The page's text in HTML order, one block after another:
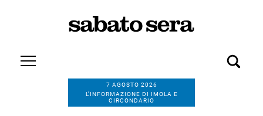
7 AGOSTO 2026
L’INFORMAZIONE DI IMOLA E
CIRCONDARIO